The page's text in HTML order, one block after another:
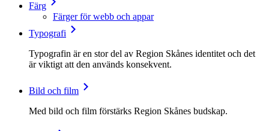
Färg
Färger för webb och appar
Typografi
Typografin är en stor del av Region Skånes identitet och det
är viktigt att den används konsekvent.
Bild och film
Med bild och film förstärks Region Skånes budskap.